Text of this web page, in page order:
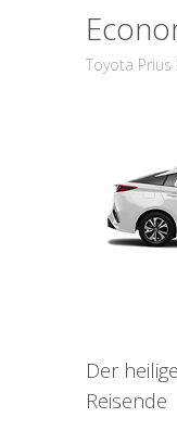
Toyota
Der
Reisende